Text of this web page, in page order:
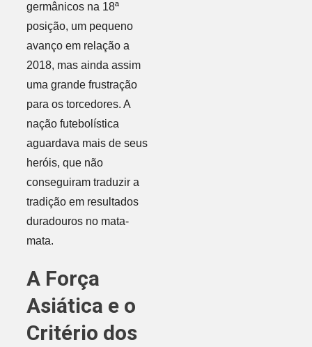
germânicos na 18ª
posição, um pequeno
avanço em relação a
2018, mas ainda assim
uma grande frustração
para os torcedores. A
nação futebolística
aguardava mais de seus
heróis, que não
conseguiram traduzir a
tradição em resultados
duradouros no mata-
mata.
A Força
Asiática e o
Critério dos